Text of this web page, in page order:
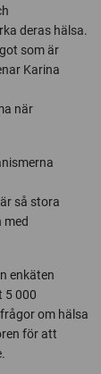
deras hälsa.
som är
Karina
när
så stora
med
enkäten
5 000
om hälsa
för att